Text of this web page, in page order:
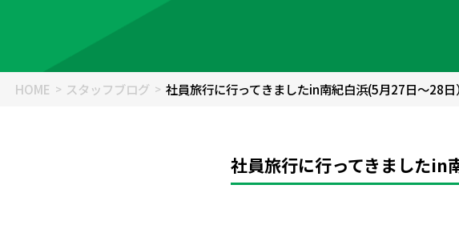
HOME スタッフブログ 社員旅行に行ってきましたin南紀白浜(5月27日～28日）
社員旅行に行ってきましたin